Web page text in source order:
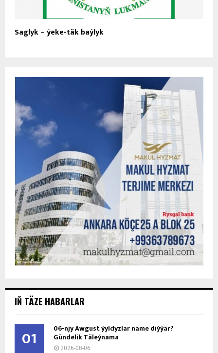
Saglyk – ýeke-täk baýlyk
IŇ TÄZE HABARLAR
01 06-njy Awgust ýyldyzlar näme diýýär?
Gündelik Täleýnama
2026-08-06